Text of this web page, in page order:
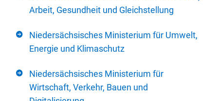
Arbeit, Gesundheit und Gleichstellung
Niedersächsisches Ministerium für Umwelt,
Energie und Klimaschutz
Niedersächsisches Ministerium für
Wirtschaft, Verkehr, Bauen und